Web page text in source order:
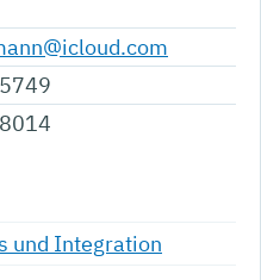
und Integration